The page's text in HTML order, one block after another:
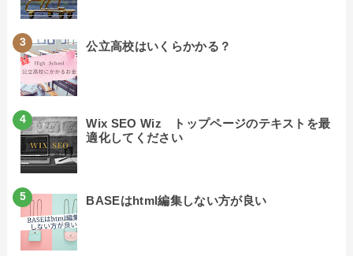
公立高校はいくらかかる？
Wix SEO Wiz トップページのテキストを最
適化してください
BASEはhtml編集しない方が良い